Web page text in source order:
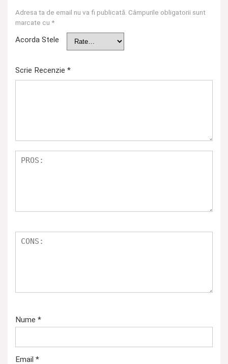
Adresa ta de email nu va fi publicată. Câmpurile obligatorii sunt
marcate cu *
Acorda Stele
Scrie Recenzie *
Nume *
Email *